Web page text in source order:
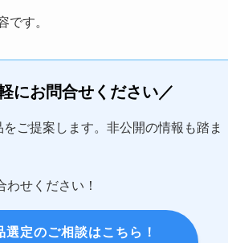
です。
にお問合せください／
ご提案します。非公開の情報も踏ま
せください！
選定のご相談はこちら！